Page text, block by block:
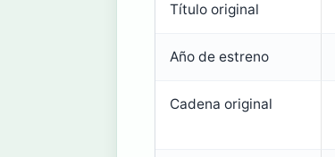
Título original
Año de estreno
Cadena original